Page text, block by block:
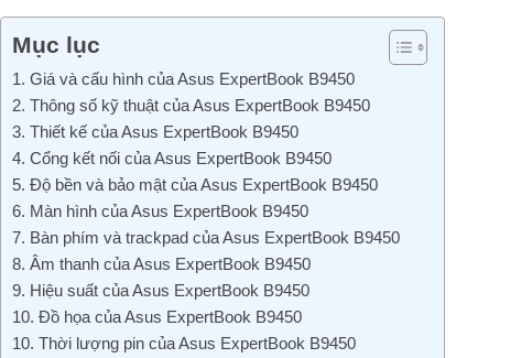
Mục lục
1. Giá và cấu hình của Asus ExpertBook B9450
2. Thông số kỹ thuật của Asus ExpertBook B9450
3. Thiết kế của Asus ExpertBook B9450
4. Cổng kết nối của Asus ExpertBook B9450
5. Độ bền và bảo mật của Asus ExpertBook B9450
6. Màn hình của Asus ExpertBook B9450
7. Bàn phím và trackpad của Asus ExpertBook B9450
8. Âm thanh của Asus ExpertBook B9450
9. Hiệu suất của Asus ExpertBook B9450
10. Đồ họa của Asus ExpertBook B9450
10. Thời lượng pin của Asus ExpertBook B9450